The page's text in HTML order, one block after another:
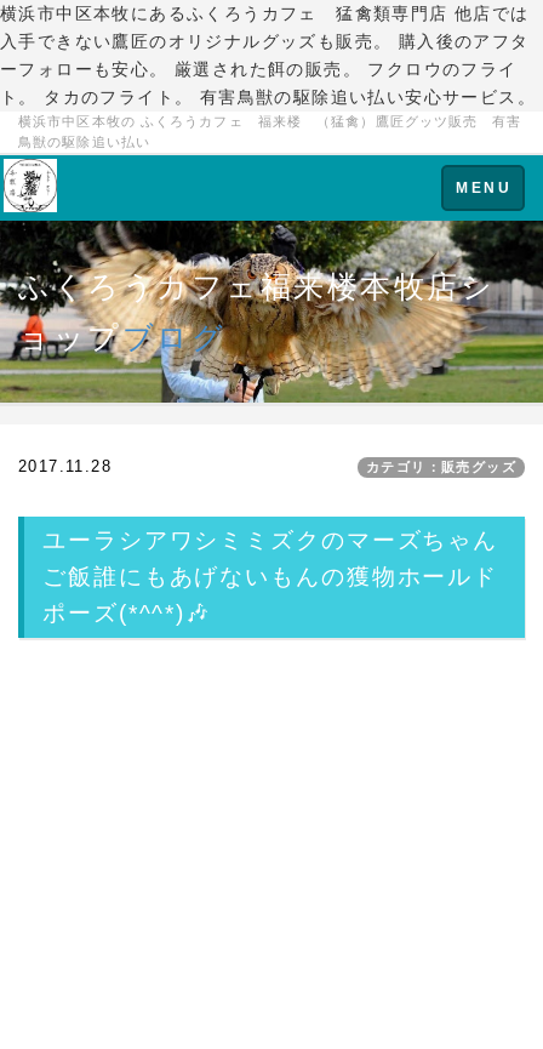
横浜市中区本牧にあるふくろうカフェ 猛禽類専門店 他店では
入手できない鷹匠のオリジナルグッズも販売。 購入後のアフタ
ーフォローも安心。 厳選された餌の販売。 フクロウのフライ
ト。 タカのフライト。 有害鳥獣の駆除追い払い安心サービス。
横浜市中区本牧の ふくろうカフェ 福来楼 （猛禽）鷹匠グッツ販売 有害
鳥獣の駆除追い払い
Toggle
navigation
MENU
ふくろうカフェ福来楼本牧店シ
ョップブログ
2017.11.28 カテゴリ：販売グッズ
ユーラシアワシミミズクのマーズちゃん
ご飯誰にもあげないもんの獲物ホールド
ポーズ(*^^*)🎶